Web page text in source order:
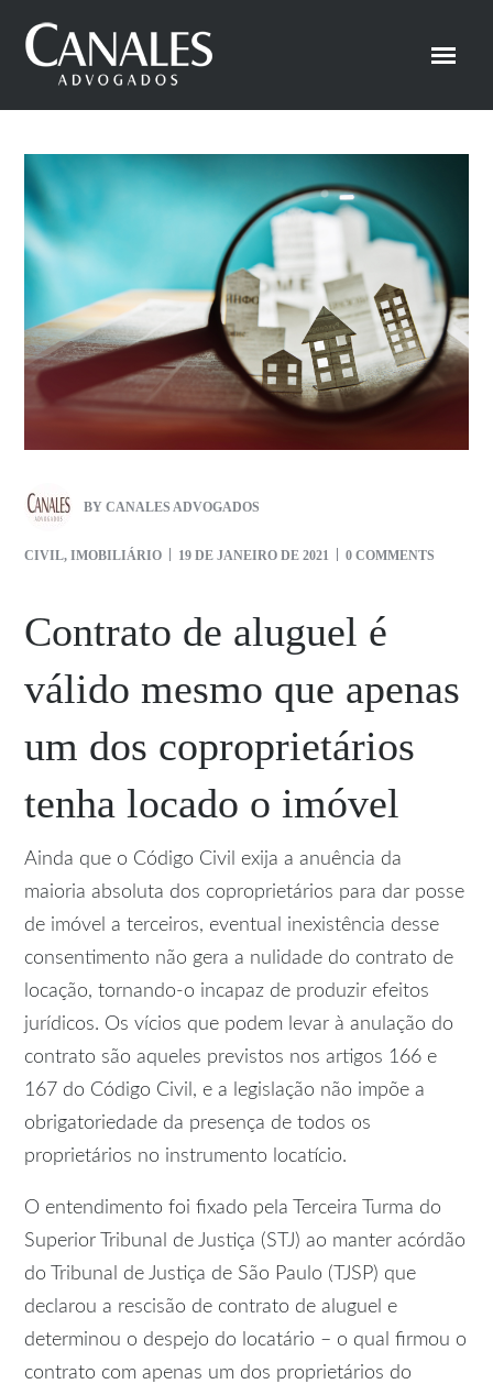
BYCANALES ADVOGADOS
CIVIL,IMOBILIÁRIO 19 DE JANEIRO DE 2021 0 COMMENTS
Contrato de aluguel é
válido mesmo que apenas
um dos coproprietários
tenha locado o imóvel
Ainda que o Código Civil exija a anuência da
maioria absoluta dos coproprietários para dar posse
de imóvel a terceiros, eventual inexistência desse
consentimento não gera a nulidade do contrato de
locação, tornando-o incapaz de produzir efeitos
jurídicos. Os vícios que podem levar à anulação do
contrato são aqueles previstos nos artigos 166 e
167 do Código Civil, e a legislação não impõe a
obrigatoriedade da presença de todos os
proprietários no instrumento locatício.
O entendimento foi fixado pela Terceira Turma do
Superior Tribunal de Justiça (STJ) ao manter acórdão
do Tribunal de Justiça de São Paulo (TJSP) que
declarou a rescisão de contrato de aluguel e
determinou o despejo do locatário – o qual firmou o
contrato com apenas um dos proprietários do